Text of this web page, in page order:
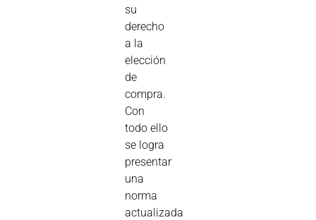
su
derecho
a la
elección
de
compra.
Con
todo ello
se logra
presentar
una
norma
actualizada